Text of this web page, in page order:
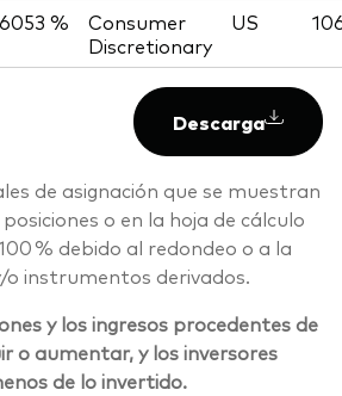
%
Consumer
Discretionary
US
Descarga
de asignación que se muestran
o en la hoja de cálculo
% debido al redondeo o a la
o instrumentos derivados.
y los ingresos procedentes de
o aumentar, y los inversores
de lo invertido.